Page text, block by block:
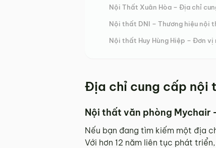
Nội Thất Xuân Hòa – Địa chỉ
Nội thất DNI – Thương hiệu nội
Nội thất Huy Hùng Hiệp – Đơn
Địa chỉ cung cấp nội
Nội thất văn phòng Mychair
Nếu bạn đang tìm kiếm một địa
Với hơn 12 năm liên tục phát